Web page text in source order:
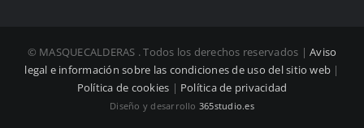
© MASQUECALDERAS . Todos los derechos reservados |Aviso
legal e información sobre las condiciones de uso del sitio web |
Política de cookies | Política de privacidad
Diseño y desarrollo 365studio.es